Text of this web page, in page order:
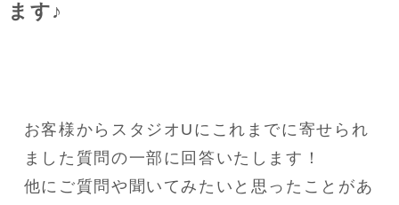
ます♪
お客様からスタジオUにこれまでに寄せられ
ました質問の一部に回答いたします！
他にご質問や聞いてみたいと思ったことがあ